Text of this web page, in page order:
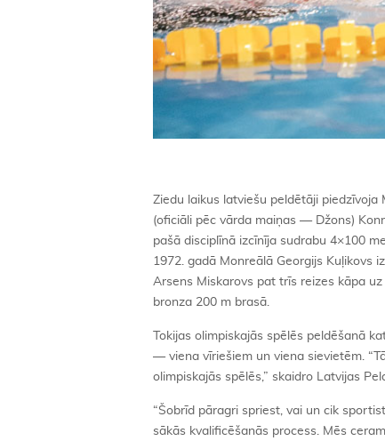
Ziedu laikus latviešu peldētāji piedzīvoja
(oficiāli pēc vārda maiņas — Džons)
pašā disciplīnā izcīnīja sudrabu 4×100
1972. gadā Monreālā Georgijs Kuļikovs
Arsens Miskarovs pat trīs reizes kāpa
bronza 200 m brasā.
Tokijas olimpiskajās spēlēs peldēšanā
— viena vīriešiem un viena sievietēm.
olimpiskajās spēlēs,” skaidro Latvijas
“Šobrīd pāragri spriest, vai un cik
sākās kvalificēšanās process. Mēs